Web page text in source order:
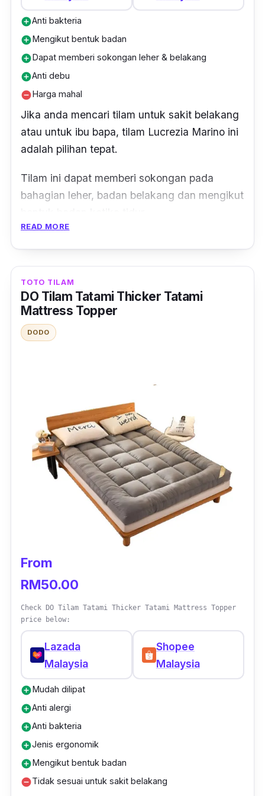
add_circleAnti bakteria
add_circleMengikut bentuk badan
add_circleDapat memberi sokongan leher & belakang
add_circleAnti debu
remove_circleHarga mahal
Jika anda mencari tilam untuk sakit belakang
atau untuk ibu bapa, tilam Lucrezia Marino ini
adalah pilihan tepat.
Tilam ini dapat memberi sokongan pada
bahagian leher, badan belakang dan mengikut
Dalam masa yang sama, dapat memastikan
pengaliran darah dengan baik serta dapat
memberi anda kualiti tidur yang maksimum.
berbeza dan anda boleh pilih mengikut
kesesuaian penggunaan di rumah.
King - 190cm x 180cm x 25cm
Queen - 190cm x 150cm x 25cm
Super Single - 190cm x 107cm x 25cm
Single - 190cm x 90cm x 25cm
READ MORE
TOTO TILAM
DO Tilam Tatami Thicker Tatami
Mattress Topper
DODO
From
RM50.00
Check DO Tilam Tatami Thicker Tatami Mattress Topper
price below:
Lazada
Malaysia
Shopee
Malaysia
add_circleMudah dilipat
add_circleAnti alergi
add_circleAnti bakteria
add_circleJenis ergonomik
add_circleMengikut bentuk badan
remove_circleTidak sesuai untuk sakit belakang